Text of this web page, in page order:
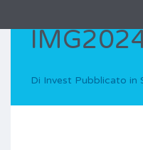
Di Invest Pubblicato in